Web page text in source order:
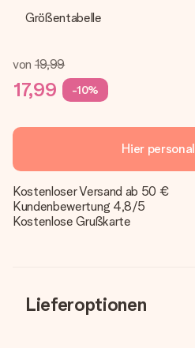
Größentabelle
von 19,99
17,99 -10%
Hier
Kostenloser Versand ab 50 €
Kundenbewertung 4,8/5
Kostenlose Grußkarte
Lieferoptionen